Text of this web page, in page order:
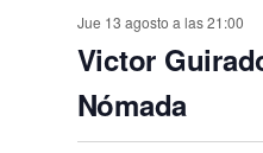
Jue 13 agosto a las 21:00
Victor
Nómada